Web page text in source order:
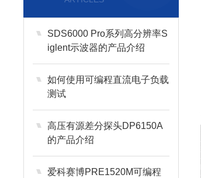
SDS6000 Pro系列高分辨率S
iglent示波器的产品介绍
如何使用可编程直流电子负载
测试
高压有源差分探头DP6150A
的产品介绍
爱科赛博PRE1520M可编程